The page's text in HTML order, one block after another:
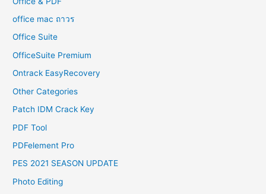
office mac ถาวร
Office Suite
OfficeSuite Premium
Ontrack EasyRecovery
Other Categories
Patch IDM Crack Key
PDF Tool
PDFelement Pro
PES 2021 SEASON UPDATE
Photo Editing